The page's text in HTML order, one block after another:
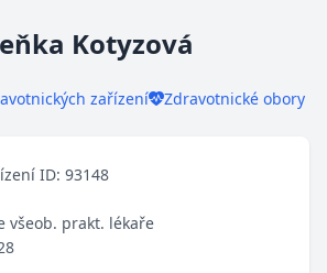
Kotyzová
zařízení Zdravotnické obory
ID: 93148
všeob. prakt. lékaře